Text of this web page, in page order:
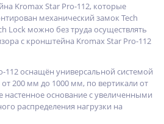
Kromax Star Pro-112, которые
механический замок Tech
Lock можно без труда осуществлять
с кронштейна Kromax Star Pro-112
оснащён универсальной системой
200 мм до 1000 мм, по вертикали от
основание с увеличенными
распределения нагрузки на